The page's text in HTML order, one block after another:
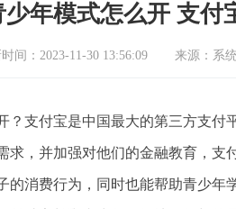
少年模式怎么开 支付
间：2023-11-30 13:56:09 来源：系
支付宝是中国最大的第三方支付
求，并加强对他们的金融教育，支
的消费行为，同时也能帮助青少年